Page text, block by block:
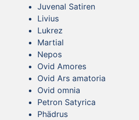
Juvenal Satiren
Livius
Lukrez
Martial
Nepos
Ovid Amores
Ovid Ars amatoria
Ovid omnia
Petron Satyrica
Phädrus